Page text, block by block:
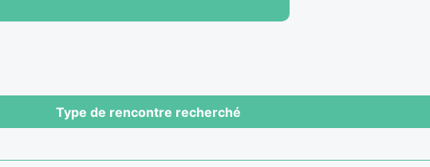
Type de rencontre recherché